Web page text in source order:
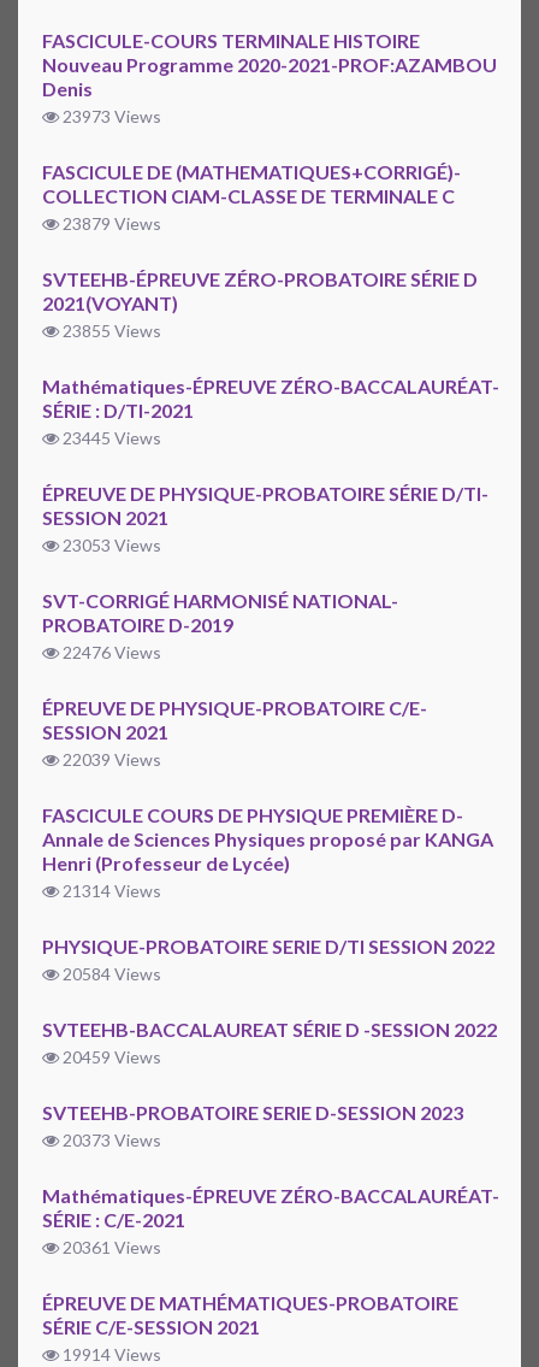
FASCICULE-COURS TERMINALE HISTOIRE
Nouveau Programme 2020-2021-PROF:AZAMBOU
Denis
23973 Views
FASCICULE DE (MATHEMATIQUES+CORRIGÉ)-
COLLECTION CIAM-CLASSE DE TERMINALE C
23879 Views
SVTEEHB-ÉPREUVE ZÉRO-PROBATOIRE SÉRIE D
2021(VOYANT)
23855 Views
Mathématiques-ÉPREUVE ZÉRO-BACCALAURÉAT-
SÉRIE : D/TI-2021
23445 Views
ÉPREUVE DE PHYSIQUE-PROBATOIRE SÉRIE D/TI-
SESSION 2021
23053 Views
SVT-CORRIGÉ HARMONISÉ NATIONAL-
PROBATOIRE D-2019
22476 Views
ÉPREUVE DE PHYSIQUE-PROBATOIRE C/E-
SESSION 2021
22039 Views
FASCICULE COURS DE PHYSIQUE PREMIÈRE D-
Annale de Sciences Physiques proposé par KANGA
Henri (Professeur de Lycée)
21314 Views
PHYSIQUE-PROBATOIRE SERIE D/TI SESSION 2022
20584 Views
SVTEEHB-BACCALAUREAT SÉRIE D -SESSION 2022
20459 Views
SVTEEHB-PROBATOIRE SERIE D-SESSION 2023
20373 Views
Mathématiques-ÉPREUVE ZÉRO-BACCALAURÉAT-
SÉRIE : C/E-2021
20361 Views
ÉPREUVE DE MATHÉMATIQUES-PROBATOIRE
SÉRIE C/E-SESSION 2021
19914 Views